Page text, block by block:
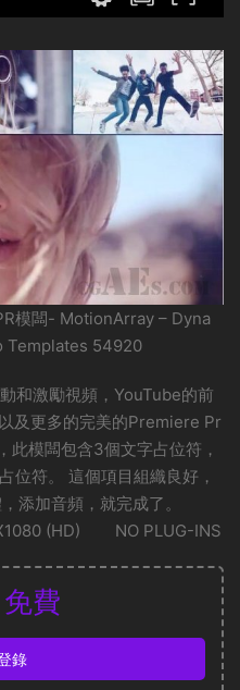
模闆- MotionArray – Dyna
Templates 54920
和激勵視頻，YouTube的前
及更多的完美的Premiere Pr
此模闆包含3個文字占位符，
位符。 這個項目組織良好，
添加音頻，就完成了。
(HD) NO PLUG-INS
免費
錄